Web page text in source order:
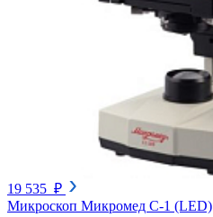
19 535 ₽
Микроскоп Микромед С-1 (LED)